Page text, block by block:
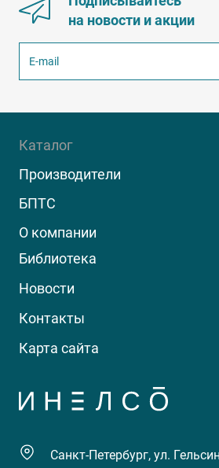
на новости и акции
Каталог
Производители
БПТС
О компании
Библиотека
Новости
Контакты
Карта сайта
Санкт-Петербург, ул.